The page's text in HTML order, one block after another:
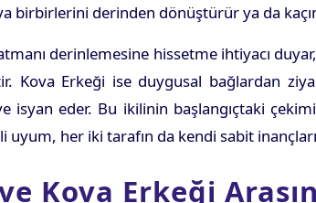
birbirlerini derinden dönüştürür ya da
derinlemesine hissetme ihtiyacı
Kova Erkeği ise duygusal bağlardan
eder. Bu ikilinin başlangıçtaki çekimi
uyum, her iki tarafın da kendi sabit
Kova Erkeği